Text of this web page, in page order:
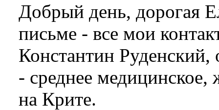
Добрый день, дорогая
письме - все мои
Константин Руденский,
- среднее медицинское,
на Крите.